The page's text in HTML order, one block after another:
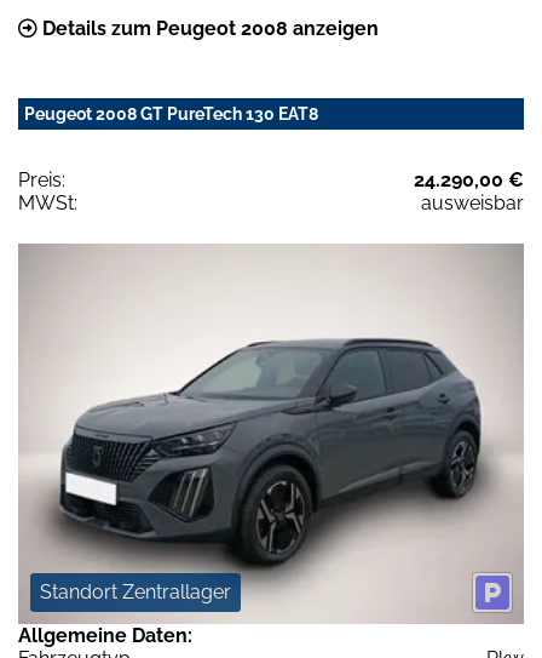
Details zum Peugeot 2008 anzeigen
Peugeot 2008 GT PureTech 130 EAT8
Preis:
24.290,00 €
MWSt:
ausweisbar
Standort Zentrallager
Allgemeine Daten: